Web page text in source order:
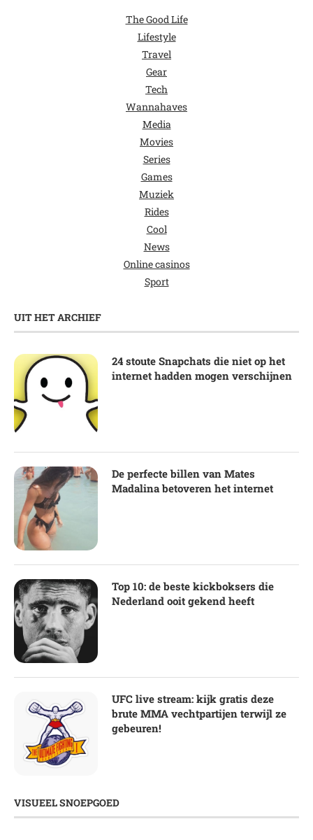
The Good Life
Lifestyle
Travel
Gear
Tech
Wannahaves
Media
Movies
Series
Games
Muziek
Rides
Cool
News
Online casinos
Sport
UIT HET ARCHIEF
24 stoute Snapchats die niet op het
internet hadden mogen verschijnen
De perfecte billen van Mates
Madalina betoveren het internet
Top 10: de beste kickboksers die
Nederland ooit gekend heeft
UFC live stream: kijk gratis deze
brute MMA vechtpartijen terwijl ze
gebeuren!
VISUEEL SNOEPGOED